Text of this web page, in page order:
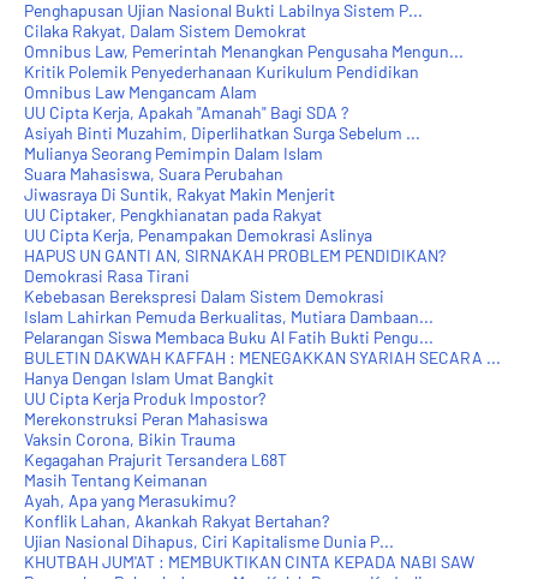
Penghapusan Ujian Nasional Bukti Labilnya Sistem P...
Cilaka Rakyat, Dalam Sistem Demokrat
Omnibus Law, Pemerintah Menangkan Pengusaha Mengun...
Kritik Polemik Penyederhanaan Kurikulum Pendidikan
Omnibus Law Mengancam Alam
UU Cipta Kerja, Apakah "Amanah" Bagi SDA ?
Asiyah Binti Muzahim, Diperlihatkan Surga Sebelum ...
Mulianya Seorang Pemimpin Dalam Islam
Suara Mahasiswa, Suara Perubahan
Jiwasraya Di Suntik, Rakyat Makin Menjerit
UU Ciptaker, Pengkhianatan pada Rakyat
UU Cipta Kerja, Penampakan Demokrasi Aslinya
HAPUS UN GANTI AN, SIRNAKAH PROBLEM PENDIDIKAN?
Demokrasi Rasa Tirani
Kebebasan Berekspresi Dalam Sistem Demokrasi
Islam Lahirkan Pemuda Berkualitas, Mutiara Dambaan...
Pelarangan Siswa Membaca Buku Al Fatih Bukti Pengu...
BULETIN DAKWAH KAFFAH : MENEGAKKAN SYARIAH SECARA ...
Hanya Dengan Islam Umat Bangkit
UU Cipta Kerja Produk Impostor?
Merekonstruksi Peran Mahasiswa
Vaksin Corona, Bikin Trauma
Kegagahan Prajurit Tersandera L68T
Masih Tentang Keimanan
Ayah, Apa yang Merasukimu?
Konflik Lahan, Akankah Rakyat Bertahan?
Ujian Nasional Dihapus, Ciri Kapitalisme Dunia P...
KHUTBAH JUM'AT : MEMBUKTIKAN CINTA KEPADA NABI SAW